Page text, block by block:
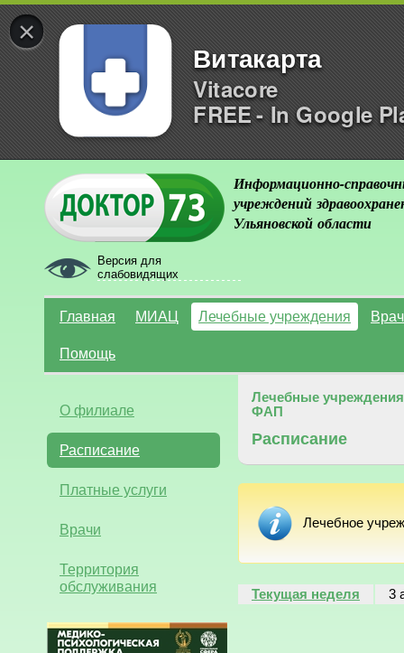
×
Витакарта
Vitacore
FREE - In Google
Версия для
слабовидящих
Информационно-
учреждений
Ульяновской области
Главная МИАЦ Лечебные учреждения
Помощь
О филиале
Расписание
Платные услуги
Врачи
Территория
обслуживания
Лечебные учреждения
ФАП
Расписание
Лечебное
Текущая неделя 3